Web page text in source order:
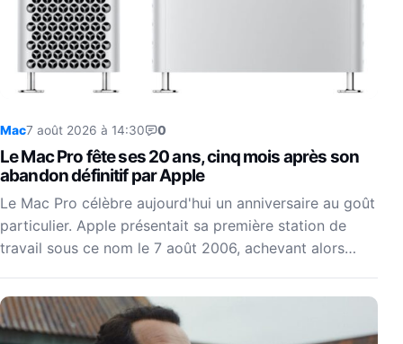
Mac7 août 2026 à 14:30 0
Le Mac Pro fête ses 20 ans, cinq mois après son
abandon définitif par Apple
Le Mac Pro célèbre aujourd'hui un anniversaire au goût
particulier. Apple présentait sa première station de
travail sous ce nom le 7 août 2006, achevant alors…